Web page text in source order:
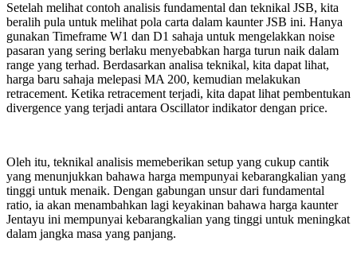
Setelah melihat contoh analisis fundamental dan teknikal JSB, kita
beralih pula untuk melihat pola carta dalam kaunter JSB ini. Hanya
gunakan Timeframe W1 dan D1 sahaja untuk mengelakkan noise
pasaran yang sering berlaku menyebabkan harga turun naik dalam
range yang terhad. Berdasarkan analisa teknikal, kita dapat lihat,
harga baru sahaja melepasi MA 200, kemudian melakukan
retracement. Ketika retracement terjadi, kita dapat lihat pembentukan
divergence yang terjadi antara Oscillator indikator dengan price.
Oleh itu, teknikal analisis memeberikan setup yang cukup cantik
yang menunjukkan bahawa harga mempunyai kebarangkalian yang
tinggi untuk menaik. Dengan gabungan unsur dari fundamental
ratio, ia akan menambahkan lagi keyakinan bahawa harga kaunter
Jentayu ini mempunyai kebarangkalian yang tinggi untuk meningkat
dalam jangka masa yang panjang.